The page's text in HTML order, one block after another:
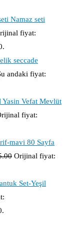
Namaz seti
fiyat:
seccade
andaki fiyat:
Vefat Mevlüt
fiyat:
80 Sayfa
Orijinal fiyat:
Set-Yeşil